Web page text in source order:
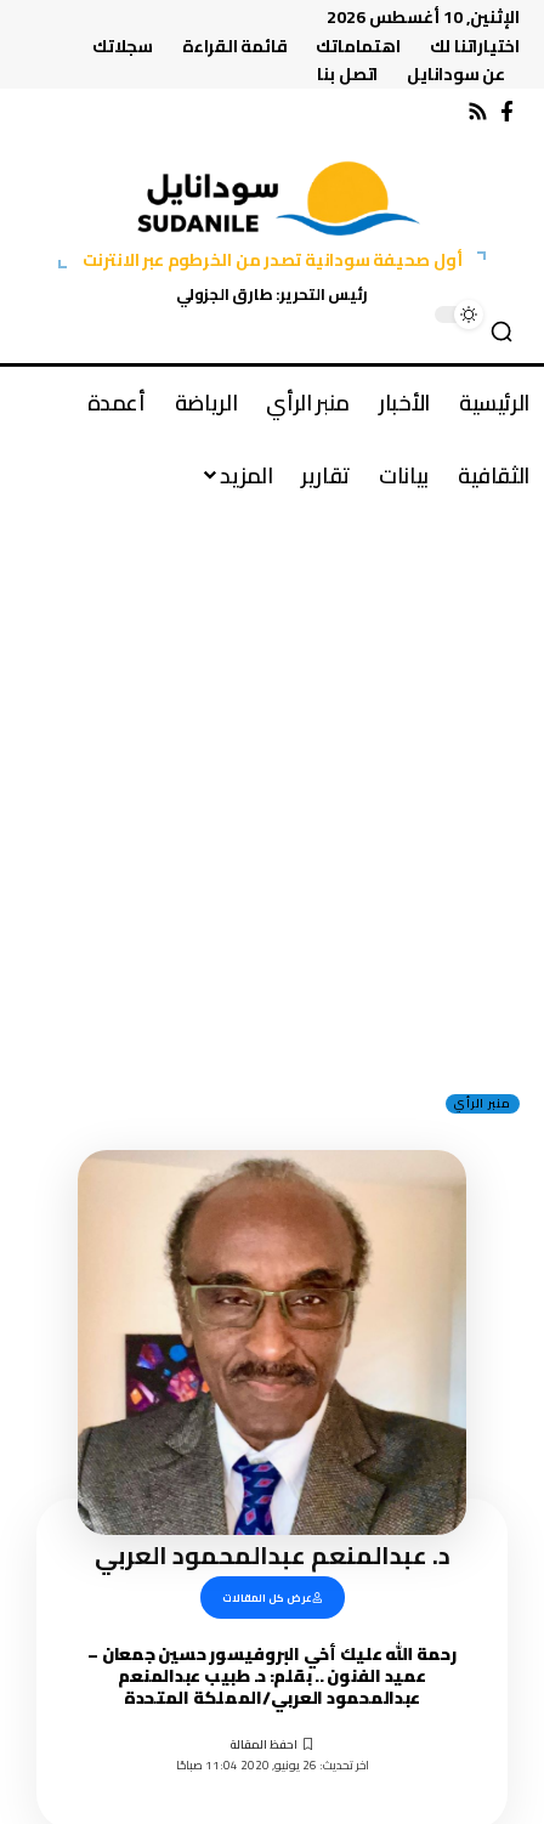
الإثنين, 10 أغسطس 2026
اختياراتنا لك
اهتماماتك قائمة القراءة
سجلاتك
عن سودانايل
اتصل بنا
أول صحيفة سودانية تصدر من الخرطوم عبر الانترنت
رئيس التحرير: طارق الجزولي
الرئيسية الأخبار منبر الرأي الرياضة
أعمدة
الثقافية
بيانات تقارير المزيد
منبر الرأي
د. عبدالمنعم عبدالمحمود العربي
عرض كل المقالات
رحمة الله عليك أخي البروفيسور حسين جمعان –
عميد الفنون .. بقلم: د. طبيب عبدالمنعم
عبدالمحمود العربي/المملكة المتحدة
اخر تحديث: 26 يونيو, 2020 11:04 صباحًا